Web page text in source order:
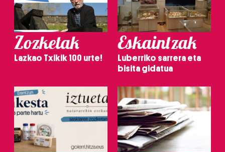
Zozketak
Lazkao Txikik 100 urte!
Eskaintzak
Luberriko sarrera eta
bisita gidatua